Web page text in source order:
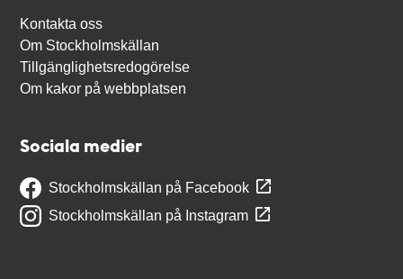
Kontakta oss
Om Stockholmskällan
Tillgänglighetsredogörelse
Om kakor på webbplatsen
Sociala medier
Stockholmskällan på Facebook
Stockholmskällan på Instagram